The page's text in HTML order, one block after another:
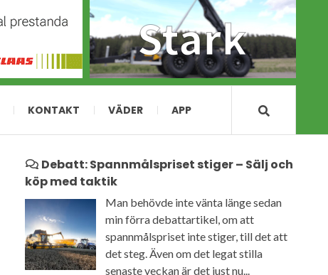
KONTAKT VÄDER APP
Debatt: Spannmålspriset stiger – Sälj och
köp med taktik
Man behövde inte vänta länge sedan
min förra debattartikel, om att
spannmålspriset inte stiger, till det att
det steg. Även om det legat stilla
senaste veckan är det just nu...